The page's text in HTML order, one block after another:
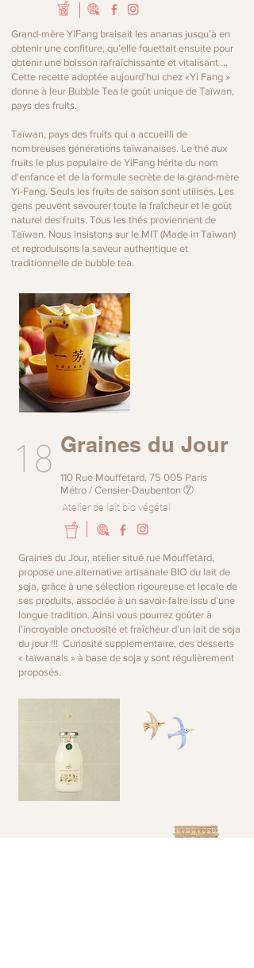
Grand-mère YiFang braisait les ananas jusqu’à en
obtenir une confiture, qu’elle fouettait ensuite pour
obtenir une boisson rafraîchissante et vitalisant …
Cette recette adoptée aujourd’hui chez «Yi Fang »
donne à leur Bubble Tea le goût unique de Taïwan,
pays des fruits.
Taïwan, pays des fruits qui a accueilli de
nombreuses générations taïwanaises. Le thé aux
fruits le plus populaire de YiFang hérite du nom
d'enfance et de la formule secrète de la grand-mère
Yi-Fang. Seuls les fruits de saison sont utilisés. Les
gens peuvent savourer toute la fraîcheur et le goût
naturel des fruits. Tous les thés proviennent de
Taïwan. Nous insistons sur le MIT (Made in Taïwan)
et reproduisons la saveur authentique et
traditionnelle de bubble tea.
Graines du Jour, atelier situé rue Mouffetard,
propose une alternative artisanale BIO du lait de
soja, grâce à une sélection rigoureuse et locale de
ses produits, associée à un savoir-faire issu d’une
longue tradition. Ainsi vous pourrez goûter à
l’incroyable onctuosité et fraîcheur d’un lait de soja
du jour !!! Curiosité supplémentaire, des desserts
« taïwanais » à base de soja y sont régulièrement
proposés.
18 Graines du Jour
110 Rue Mouffetard, 75 005 Paris
Métro / Censier-Daubenton ⑦
Atelier de lait bio végétal